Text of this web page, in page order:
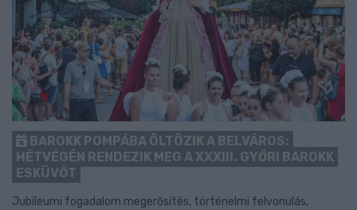
BAROKK POMPÁBA ÖLTÖZIK A BELVÁROS:
HÉTVÉGÉN RENDEZIK MEG A XXXIII. GYŐRI BAROKK
ESKÜVŐT
Jubileumi fogadalom megerősítés, történelmi felvonulás,